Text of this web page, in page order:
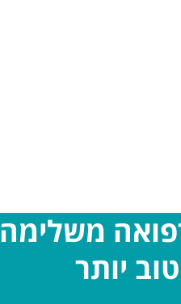
משלימה
יותר